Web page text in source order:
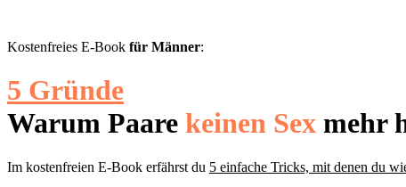
Kostenfreies E-Book für Männer:
5 Gründe
Warum Paare keinen Sex mehr
Im kostenfreien E-Book erfährst du 5 einfache Tricks, mit denen du